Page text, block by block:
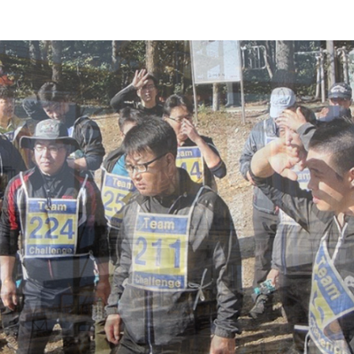
SOSTENIBILIDAD
excelencia operativa inspira a
empleados y a las comunidades
SOSTENIBILIDAD ACTUALIZACIONES